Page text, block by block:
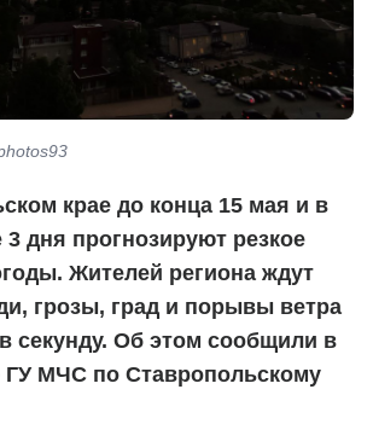
крае до конца 15 мая и в
дня прогнозируют резкое
Жителей региона ждут
грозы, град и порывы ветра
секунду. Об этом сообщили в
ГУ МЧС по Ставропольскому